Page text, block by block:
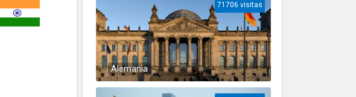
Alemania
71706 visitas